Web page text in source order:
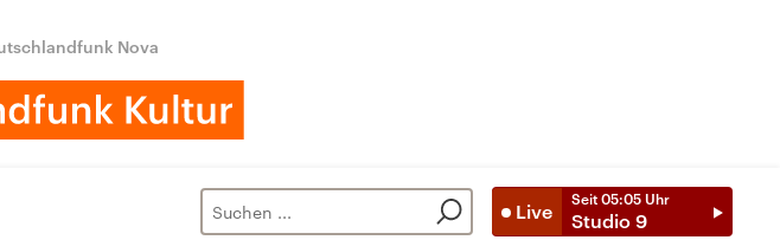
Nova
Live
Seit 05:05 Uhr
Studio 9